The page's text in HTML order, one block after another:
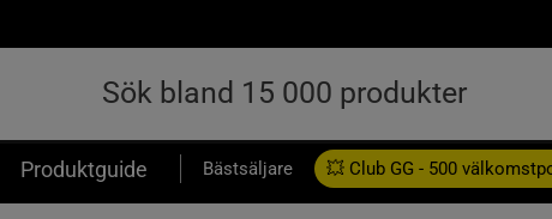
Produktguide Bästsäljare 💥 Club GG - 500